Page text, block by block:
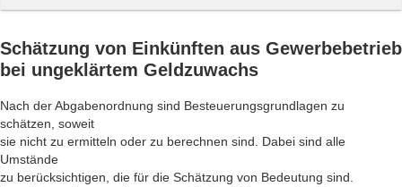
Schätzung von Einkünften aus Gewerbebetrieb
bei ungeklärtem Geldzuwachs
Nach der Abgabenordnung sind Besteuerungsgrundlagen zu
schätzen, soweit
sie nicht zu ermitteln oder zu berechnen sind. Dabei sind alle
Umstände
zu berücksichtigen, die für die Schätzung von Bedeutung sind.